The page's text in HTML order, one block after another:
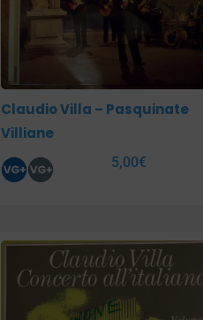
Claudio Villa – Pasquinate
Villiane
5,00€